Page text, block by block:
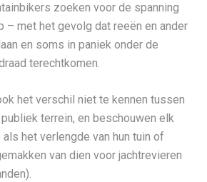
zoeken voor de spanning
– met het gevolg dat reeën en ander
en soms in paniek onder de
terechtkomen.
het verschil niet te kennen tussen
terrein, en beschouwen elk
het verlengde van hun tuin of
van dien voor jachtrevieren